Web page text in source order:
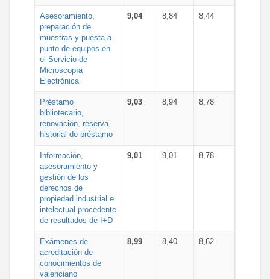
Asesoramiento,
preparación de
muestras y puesta a
punto de equipos en
el Servicio de
Microscopía
Electrónica
9,04 8,84 8,44
Préstamo
bibliotecario,
renovación, reserva,
historial de préstamo
9,03 8,94 8,78
Información,
asesoramiento y
gestión de los
derechos de
propiedad industrial e
intelectual procedente
de resultados de I+D
9,01 9,01 8,78
Exámenes de
acreditación de
conocimientos de
valenciano
8,99 8,40 8,62